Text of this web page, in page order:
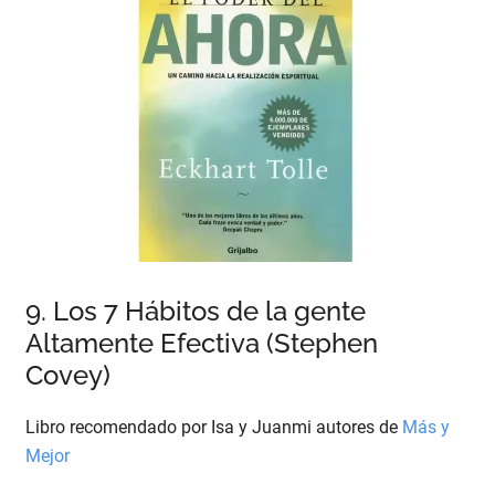
9. Los 7 Hábitos de la gente
Altamente Efectiva (Stephen
Covey)
Libro recomendado por Isa y Juanmi autores de Más y
Mejor